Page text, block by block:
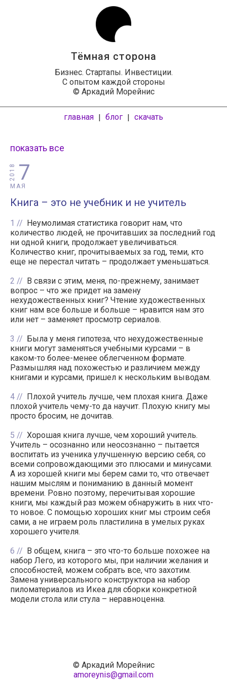
Тёмная сторона
Бизнес. Стартапы. Инвестиции.
С опытом каждой стороны
© Аркадий Морейнис
главная | блог | скачать
показать все
7
МАЯ
2018
Книга – это не учебник и не учитель
1
Неумолимая статистика говорит нам, что
количество людей, не прочитавших за последний год
ни одной книги, продолжает увеличиваться.
Количество книг, прочитываемых за год, теми, кто
еще не перестал читать – продолжает уменьшаться.
2
В связи с этим, меня, по-прежнему, занимает
вопрос – что же придет на замену
нехудожественных книг? Чтение художественных
книг нам все больше и больше – нравится нам это
или нет – заменяет просмотр сериалов.
3
Была у меня гипотеза, что нехудожественные
книги могут заменяться учебными курсами – в
каком-то более-менее облегченном формате.
Размышляя над похожестью и различием между
книгами и курсами, пришел к нескольким выводам.
4
Плохой учитель лучше, чем плохая книга. Даже
плохой учитель чему-то да научит. Плохую книгу мы
просто бросим, не дочитав.
5
Хорошая книга лучше, чем хороший учитель.
Учитель – осознанно или неосознанно – пытается
воспитать из ученика улучшенную версию себя, со
всеми сопровождающими это плюсами и минусами.
А из хорошей книги мы берем сами то, что отвечает
нашим мыслям и пониманию в данный момент
времени. Ровно поэтому, перечитывая хорошие
книги, мы каждый раз можем обнаружить в них что-
то новое. С помощью хороших книг мы строим себя
сами, а не играем роль пластилина в умелых руках
хорошего учителя.
6
В общем, книга – это что-то больше похожее на
набор Лего, из которого мы, при наличии желания и
способностей, можем собрать все, что захотим.
Замена универсального конструктора на набор
пиломатериалов из Икеа для сборки конкретной
модели стола или стула – неравноценна.
© Аркадий Морейнис
amoreynis@gmail.com